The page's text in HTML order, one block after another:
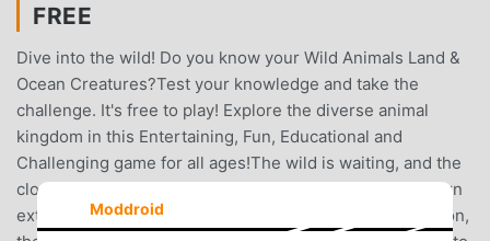
FREE
Dive into the wild! Do you know your Wild Animals Land &
Ocean Creatures?Test your knowledge and take the
challenge. It's free to play! Explore the diverse animal
kingdom in this Entertaining, Fun, Educational and
Challenging game for all ages!The wild is waiting, and the
clock is ticking! Make quick and correct selections to earn
extra bonus points. The faster your accurate identification,
Moddroid